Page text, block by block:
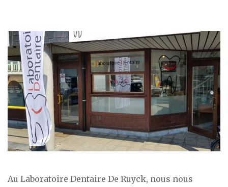
Au Laboratoire Dentaire De Ruyck, nous nous